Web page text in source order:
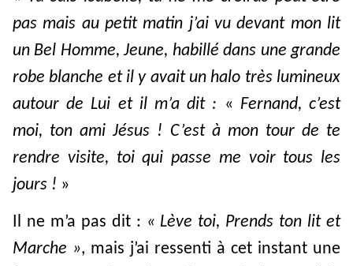
pas mais au petit matin j’ai vu devant mon lit
un Bel Homme, Jeune, habillé dans une grande
robe blanche et il y avait un halo très lumineux
autour de Lui et il m’a dit : « Fernand, c’est
moi, ton ami Jésus ! C’est à mon tour de te
rendre visite, toi qui passe me voir tous les
jours ! »
Il ne m’a pas dit : « Lève toi, Prends ton lit et
Marche », mais j’ai ressenti à cet instant une